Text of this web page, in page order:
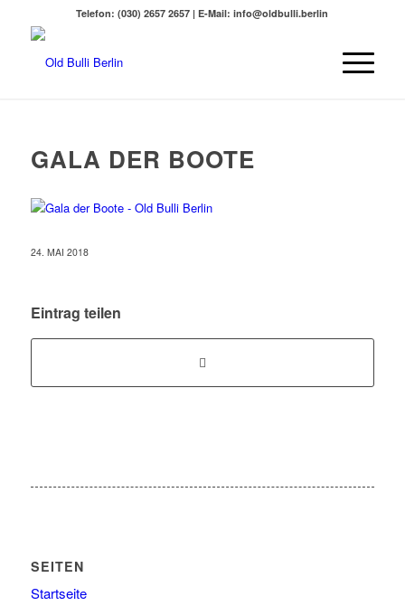
Telefon: (030) 2657 2657 | E-Mail: info@oldbulli.berlin
GALA DER BOOTE
24. MAI 2018
Eintrag teilen
SEITEN
Startseite